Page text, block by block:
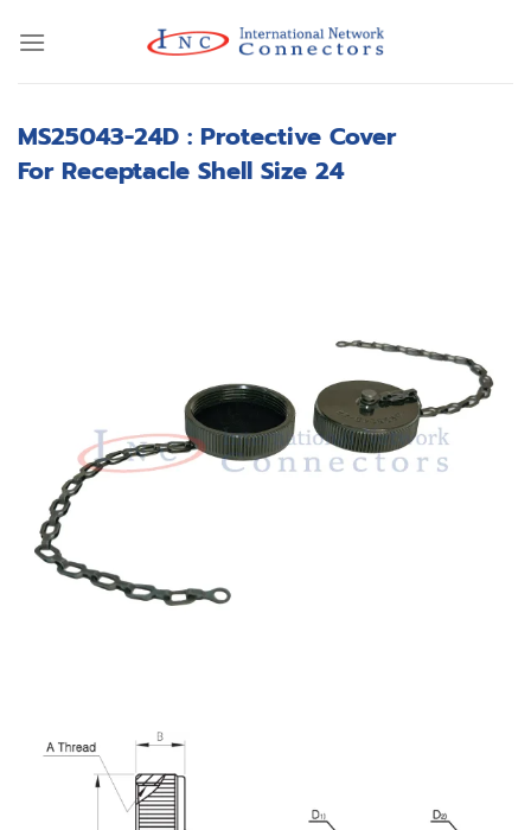
MS25043-24D : Protective Cover
For Receptacle Shell Size 24